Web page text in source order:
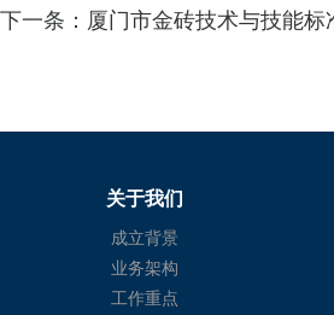
下一条： 厦门市金砖技术与技能
关于我们
成立背景
业务架构
工作重点